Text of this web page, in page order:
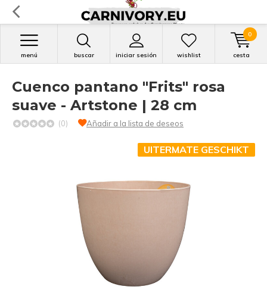
buscar iniciar sesión
menú wishlist cesta
0
Cuenco pantano "Frits" rosa
suave - Artstone | 28 cm
(0) Añadir a la lista de deseos
UITERMATE GESCHIKT